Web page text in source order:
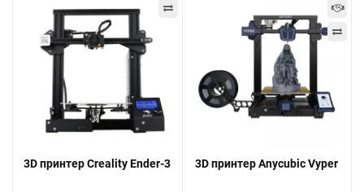
3D принтер Creality Ender-3 3D принтер Anycubic Vyper